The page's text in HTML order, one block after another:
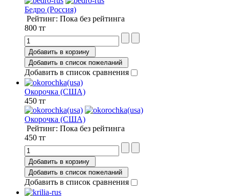
Бедро (Россия)
Рейтинг: Пока без рейтинга
800 тг
Добавить в корзину
Добавить в список пожеланий
Добавить в список сравнения
Окорочка (США)
450 тг
Окорочка (США)
Рейтинг: Пока без рейтинга
450 тг
Добавить в корзину
Добавить в список пожеланий
Добавить в список сравнения